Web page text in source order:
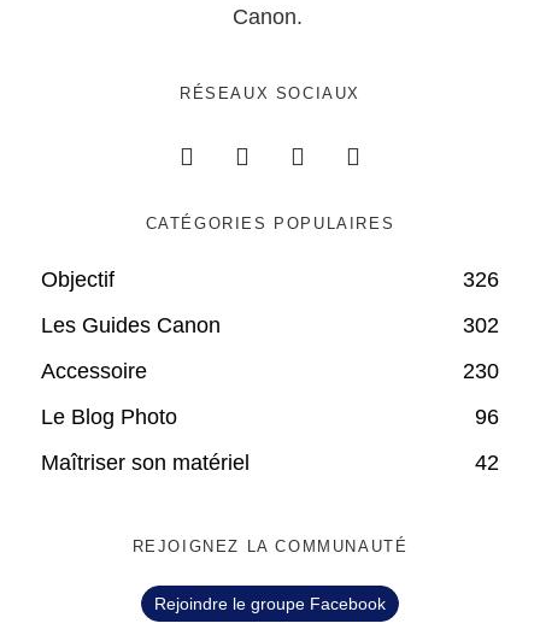
Canon.
RÉSEAUX SOCIAUX
CATÉGORIES POPULAIRES
Objectif
326
Les Guides Canon
302
Accessoire
230
Le Blog Photo
96
Maîtriser son matériel
42
REJOIGNEZ LA COMMUNAUTÉ
Rejoindre le groupe Facebook